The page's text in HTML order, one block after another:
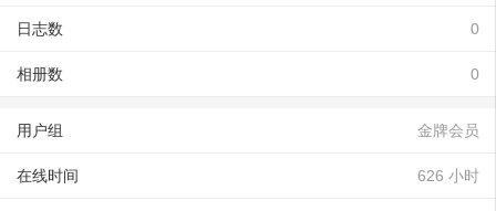
日志数 0
相册数 0
用户组 金牌会员
在线时间 626 小时